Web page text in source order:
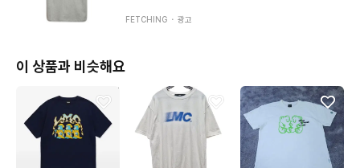
-------------------------------------
FETCHING ・ 광고
이 상품과 비슷해요